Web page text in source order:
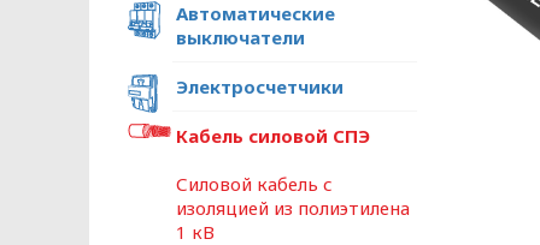
Автоматические
выключатели
Электросчетчики
Кабель силовой СПЭ
Силовой кабель с
изоляцией из полиэтилена
1 кВ